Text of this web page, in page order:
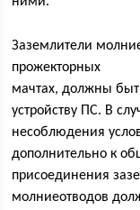
Заземлители
прожекторных
мачтах, должны
устройству ПС. В
несоблюдения
дополнительно к
присоединения
молниеотводов